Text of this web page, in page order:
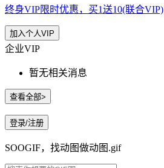
终身VIP限时优惠，买1送10(联合VIP)
加入个人VIP
企业VIP
暂无相关消息
查看全部>
登录/注册
SOOGIF，找动图做动图.gif